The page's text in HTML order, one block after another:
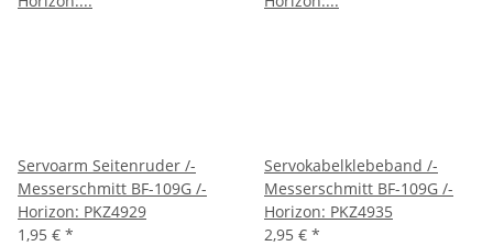
Servoarm Seitenruder /-
Messerschmitt BF-109G /-
Horizon: PKZ4929
1,95 € *
Servokabelklebeband /-
Messerschmitt BF-109G /-
Horizon: PKZ4935
2,95 € *